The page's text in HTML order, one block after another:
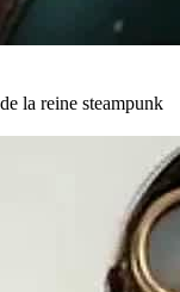
la reine steampunk